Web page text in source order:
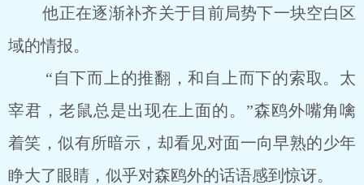
他正在逐渐补齐关于目前局势下一块空白区
域的情报。
“自下而上的推翻，和自上而下的索取。太
宰君，老鼠总是出现在上面的。”森鸥外嘴角噙
着笑，似有所暗示，却看见对面一向早熟的少年
睁大了眼睛，似乎对森鸥外的话语感到惊讶。